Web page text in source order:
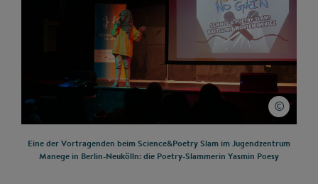
Eine der Vortragenden beim Science&Poetry Slam im Jugendzentrum
Manege in Berlin-Neukölln: die Poetry-Slammerin Yasmin Poesy